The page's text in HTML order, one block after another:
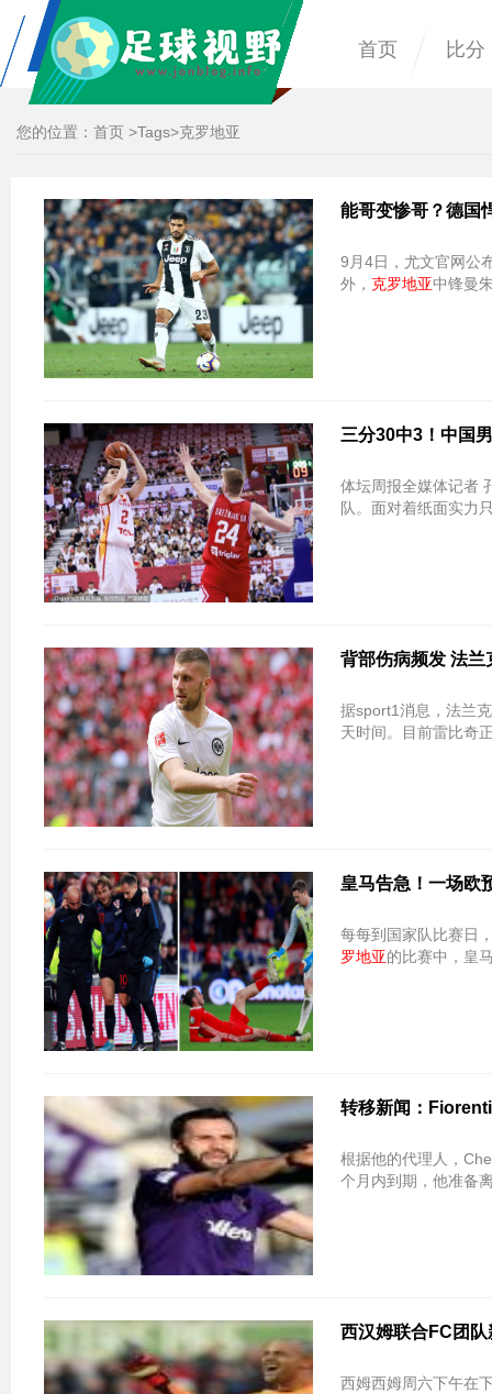
首页 比分
您的位置： 首页 >Tags>克罗地亚
能哥变惨哥？德国
9月4日，尤文官网公
外， 克罗地亚中锋曼
三分30中3！中国
体坛周报全媒体记者
队。面对着纸面实力
背部伤病频发 法兰
据sport1消息，法兰
天时间。目前雷比奇
皇马告急！一场欧
每每到国家队比赛日
罗地亚的比赛中，皇
转移新闻：
根据他的代理人，
个月内到期，他准备
西汉姆联合FC团
西姆西姆周六下午在